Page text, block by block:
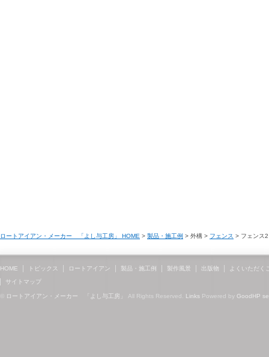
ロートアイアン・メーカー 「よし与工房」 HOME > 製品・施工例 > 外構 > フェンス > フェンス2
HOME トピックス ロートアイアン 製品・施工例 製作風景 出版物
よくいただく
サイトマップ
ロートアイアン・メーカー 「よし与工房」 All Rights Reserved. Links Powered by GoodHP